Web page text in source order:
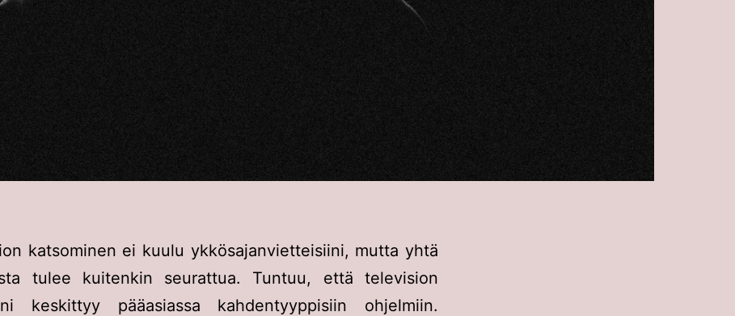
katsominen ei kuulu ykkösajanvietteisiini, mutta yhtä
tulee kuitenkin seurattua. Tuntuu, että television
keskittyy pääasiassa kahdentyyppisiin ohjelmiin.